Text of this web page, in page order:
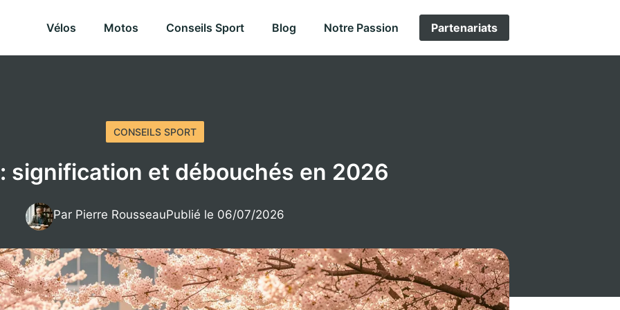
Vélos Motos Conseils Sport Blog Notre Passion Partenariats
CONSEILS SPORT
signification et débouchés en 2026
Par Pierre RousseauPublié le 06/07/2026